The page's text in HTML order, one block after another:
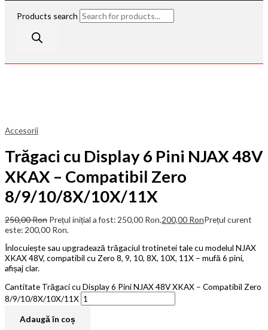
Products search
Accesorii
Trăgaci cu Display 6 Pini NJAX 48V
XKAX – Compatibil Zero
8/9/10/8X/10X/11X
250,00Ron Prețul inițial a fost: 250,00 Ron.200,00 RonPrețul curent
este: 200,00 Ron.
Înlocuiește sau upgradează trăgaciul trotinetei tale cu modelul NJAX
XKAX 48V, compatibil cu Zero 8, 9, 10, 8X, 10X, 11X – mufă 6 pini,
afișaj clar.
Cantitate Trăgaci cu Display 6 Pini NJAX 48V XKAX – Compatibil Zero
8/9/10/8X/10X/11X
Adaugă în coș